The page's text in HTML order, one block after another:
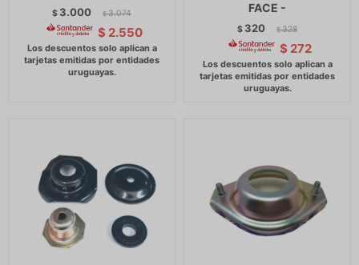
$ 3.000 $ 3.074
$ 2.550
FACE -
$ 320 $ 328
$ 272